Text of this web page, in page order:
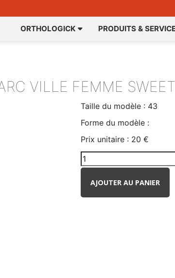
ORTHOLOGICK PRODUITS &
VILLE FEMME
Taille du modèle : 43
Forme du modèle :
Prix unitaire : 20 €
AJOUTER AU PANIER